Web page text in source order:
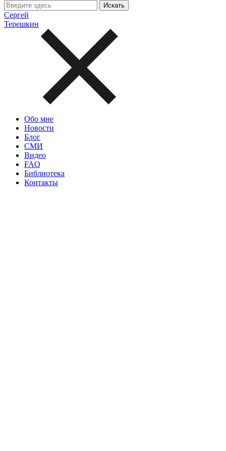
Сергей
Терешкин
Обо мне
Новости
Блог
СМИ
Видео
FAQ
Библиотека
Контакты